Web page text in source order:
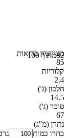
82מתוך 100מצויןציון בריאות
85
קלוריות
2.4
חלבון (ג')
14.5
סוכר (ג')
67
נתרן (מ"ג)
בחרו כמות